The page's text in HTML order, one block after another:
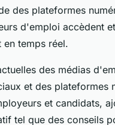
des plateformes
d'emploi accèdent
temps réel.
des médias
et des plateformes
et candidats,
tel que des conseils